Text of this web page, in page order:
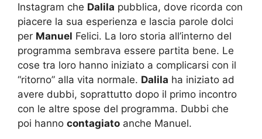
Instagram che Dalila pubblica, dove ricorda con
piacere la sua esperienza e lascia parole dolci
per Manuel Felici. La loro storia all’interno del
programma sembrava essere partita bene. Le
cose tra loro hanno iniziato a complicarsi con il
“ritorno” alla vita normale. Dalila ha iniziato ad
avere dubbi, soprattutto dopo il primo incontro
con le altre spose del programma. Dubbi che
poi hanno contagiato anche Manuel.